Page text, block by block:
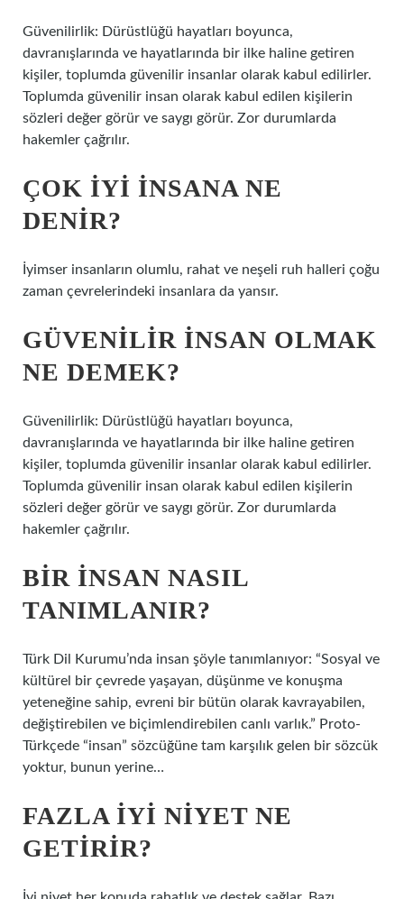
Güvenilirlik: Dürüstlüğü hayatları boyunca,
davranışlarında ve hayatlarında bir ilke haline getiren
kişiler, toplumda güvenilir insanlar olarak kabul edilirler.
Toplumda güvenilir insan olarak kabul edilen kişilerin
sözleri değer görür ve saygı görür. Zor durumlarda
hakemler çağrılır.
ÇOK IYI INSANA NE
DENIR?
İyimser insanların olumlu, rahat ve neşeli ruh halleri çoğu
zaman çevrelerindeki insanlara da yansır.
GÜVENILIR INSAN OLMAK
NE DEMEK?
Güvenilirlik: Dürüstlüğü hayatları boyunca,
davranışlarında ve hayatlarında bir ilke haline getiren
kişiler, toplumda güvenilir insanlar olarak kabul edilirler.
Toplumda güvenilir insan olarak kabul edilen kişilerin
sözleri değer görür ve saygı görür. Zor durumlarda
hakemler çağrılır.
BIR INSAN NASIL
TANIMLANIR?
Türk Dil Kurumu’nda insan şöyle tanımlanıyor: “Sosyal ve
kültürel bir çevrede yaşayan, düşünme ve konuşma
yeteneğine sahip, evreni bir bütün olarak kavrayabilen,
değiştirebilen ve biçimlendirebilen canlı varlık.” Proto-
Türkçede “insan” sözcüğüne tam karşılık gelen bir sözcük
yoktur, bunun yerine…
FAZLA IYI NIYET NE
GETIRIR?